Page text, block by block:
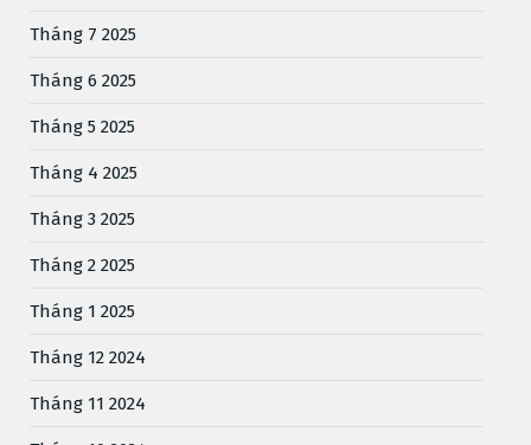
Tháng 7 2025
Tháng 6 2025
Tháng 5 2025
Tháng 4 2025
Tháng 3 2025
Tháng 2 2025
Tháng 1 2025
Tháng 12 2024
Tháng 11 2024